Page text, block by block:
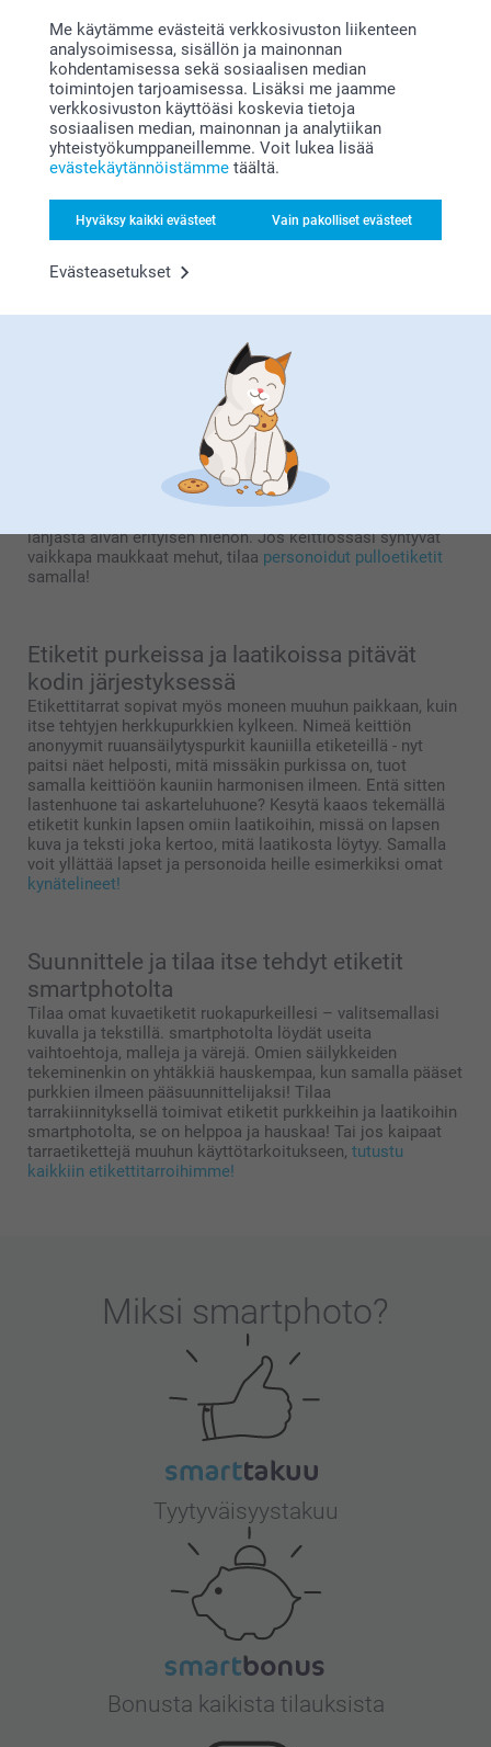
Me käytämme evästeitä verkkosivuston liikenteen
analysoimisessa, sisällön ja mainonnan
kohdentamisessa sekä sosiaalisen median
toimintojen tarjoamisessa. Lisäksi me jaamme
verkkosivuston käyttöäsi koskevia tietoja
sosiaalisen median, mainonnan ja analytiikan
yhteistyökumppaneillemme. Voit lukea lisää
evästekäytännöistämme täältä.
Hyväksy kaikki evästeet Vain pakolliset evästeet
Evästeasetukset
(6 arvostelut) (9 arvostelut)
Etiketit
7,95
(1 arvostelut)
Keksirasia metalli
6 mallia
Alkaen 21,95
(18 arvostelut)
Vinkkejä ja niksejä
etiketteihimme liittyen
ovat takuuvarmasti lahjansaajan mieleen!
Ja jos lahja on jotakin syötävää, aina parempi. Ja
vaihtoehtoja on valtavasti: keitä hilloa puutarhasi tai torin
antimista, valmista chutneytä, tee valmis sekoitus
keksitaikinaan, johon lisätään vain neste ja rasva. Tee oma
teesekoitus, mysliä tai kuivaa sieniä. Ja nämä upeat
purnukat kruunataan tietysti itse tehdyillä etiketeillä! Kun
lahjasta aivan erityisen hienon. Jos keittiössäsi syntyvät
vaikkapa maukkaat mehut, tilaa personoidut pulloetiketit
samalla!
Etiketit purkeissa ja laatikoissa pitävät
kodin järjestyksessä
Etikettitarrat sopivat myös moneen muuhun paikkaan, kuin
itse tehtyjen herkkupurkkien kylkeen. Nimeä keittiön
anonyymit ruuansäilytyspurkit kauniilla etiketeillä - nyt
paitsi näet helposti, mitä missäkin purkissa on, tuot
samalla keittiöön kauniin harmonisen ilmeen. Entä sitten
lastenhuone tai askarteluhuone? Kesytä kaaos tekemällä
etiketit kunkin lapsen omiin laatikoihin, missä on lapsen
kuva ja teksti joka kertoo, mitä laatikosta löytyy. Samalla
voit yllättää lapset ja personoida heille esimerkiksi omat
kynätelineet!
Suunnittele ja tilaa itse tehdyt etiketit
smartphotolta
Tilaa omat kuvaetiketit ruokapurkeillesi – valitsemallasi
kuvalla ja tekstillä. smartphotolta löydät useita
vaihtoehtoja, malleja ja värejä. Omien säilykkeiden
tekeminenkin on yhtäkkiä hauskempaa, kun samalla pääset
purkkien ilmeen pääsuunnittelijaksi! Tilaa
tarrakiinnityksellä toimivat etiketit purkkeihin ja laatikoihin
smartphotolta, se on helppoa ja hauskaa! Tai jos kaipaat
tarraetikettejä muuhun käyttötarkoitukseen, tutustu
kaikkiin etikettitarroihimme!
Miksi smartphoto?
Tyytyväisyystakuu
Bonusta kaikista tilauksista